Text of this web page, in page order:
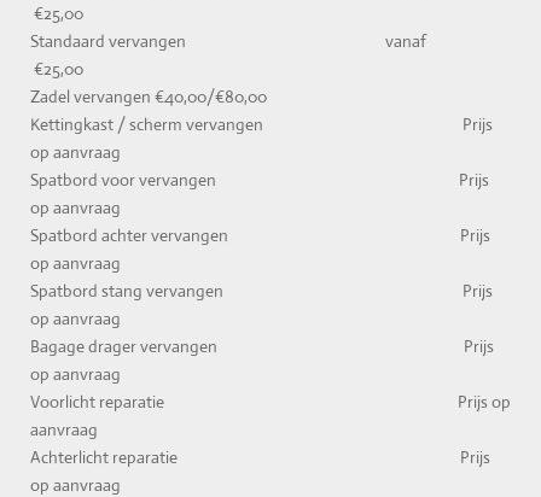
€25,00
Standaard vervangen vanaf
€25,00
Zadel vervangen €40,00/€80,00
Kettingkast / scherm vervangen Prijs
op aanvraag
Spatbord voor vervangen Prijs
op aanvraag
Spatbord achter vervangen Prijs
op aanvraag
Spatbord stang vervangen Prijs
op aanvraag
Bagage drager vervangen Prijs
op aanvraag
Voorlicht reparatie Prijs op
aanvraag
Achterlicht reparatie Prijs
op aanvraag